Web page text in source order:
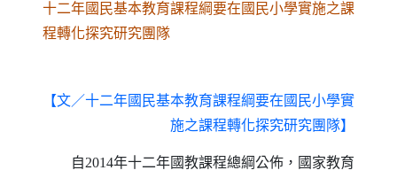
十二年國民基本教育課程綱要在國民小學實施之課
程轉化探究研究團隊
【文／十二年國民基本教育課程綱要在國民小學實
施之課程轉化探究研究團隊】
自2014年十二年國教課程總綱公佈，國家教育